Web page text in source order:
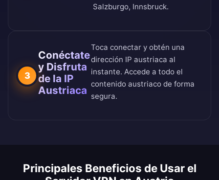
Salzburgo, Innsbruck.
3
Conéctate
y Disfruta
de la IP
Austriaca
Toca conectar y obtén una
dirección IP austriaca al
instante. Accede a todo el
contenido austriaco de forma
segura.
Principales Beneficios de Usar el